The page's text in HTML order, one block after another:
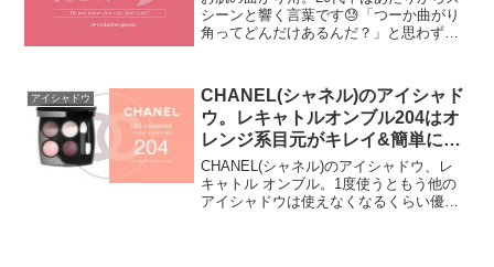
シーンと響く言葉です😓「つーか曲がり
角ってどんだけあるんだ？」と思わずに
増えたような・・？ハリとツヤがなくな
ってきたような・・・？...
アイシャドウ
CHANEL(シャネル)のアイシャド
ウ。レキャトルオンブル204はオ
レンジ系目元がキレイ&簡単に作
れる！
CHANEL(シャネル)のアイシャドウ、レ
キャトル オンブル。1度使うともう他の
アイシャドウは使えなくなるくらい優秀